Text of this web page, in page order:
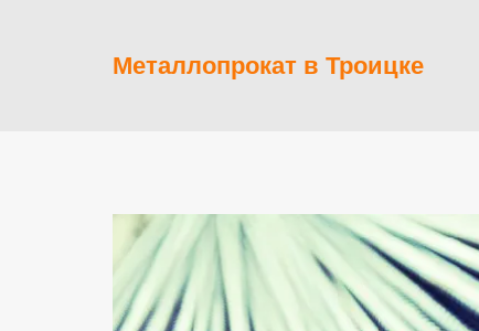
Металлопрокат в Троицке